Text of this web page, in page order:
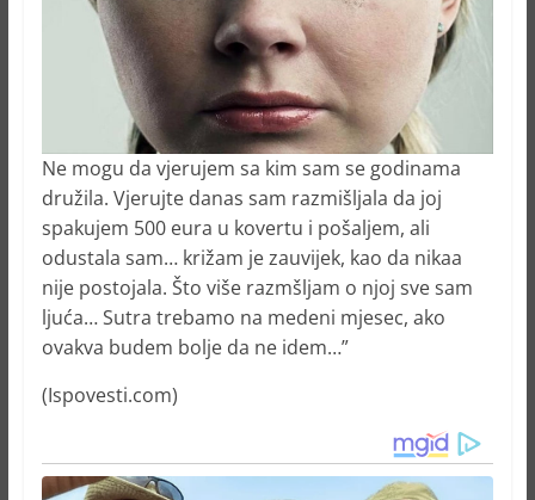
Ne mogu da vjerujem sa kim sam se godinama
družila. Vjerujte danas sam razmišljala da joj
spakujem 500 eura u kovertu i pošaljem, ali
odustala sam… križam je zauvijek, kao da nikaa
nije postojala. Što više razmšljam o njoj sve sam
ljuća… Sutra trebamo na medeni mjesec, ako
ovakva budem bolje da ne idem…”
(Ispovesti.com)